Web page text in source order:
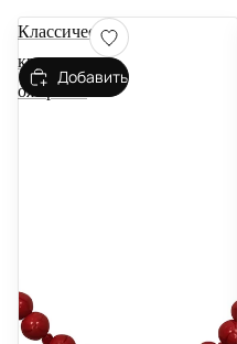
Классическое
красное
ожерелье
Добавить